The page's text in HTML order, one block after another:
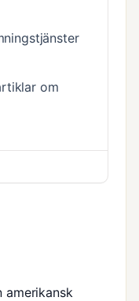
om
amerikansk